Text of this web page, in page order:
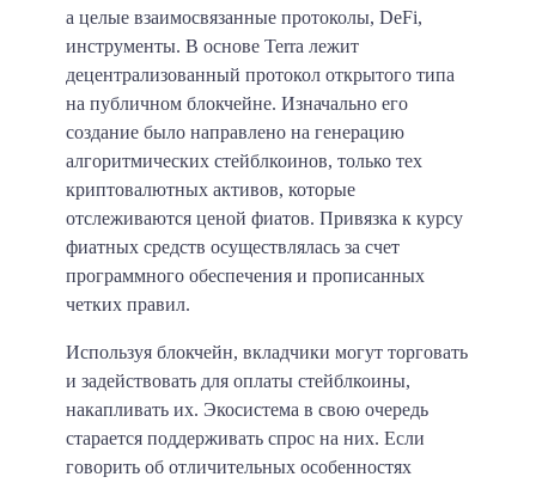
а целые взаимосвязанные протоколы, DeFi,
инструменты. В основе Terra лежит
децентрализованный протокол открытого типа
на публичном блокчейне. Изначально его
создание было направлено на генерацию
алгоритмических стейблкоинов, только тех
криптовалютных активов, которые
отслеживаются ценой фиатов. Привязка к курсу
фиатных средств осуществлялась за счет
программного обеспечения и прописанных
четких правил.
Используя блокчейн, вкладчики могут торговать
и задействовать для оплаты стейблкоины,
накапливать их. Экосистема в свою очередь
старается поддерживать спрос на них. Если
говорить об отличительных особенностях